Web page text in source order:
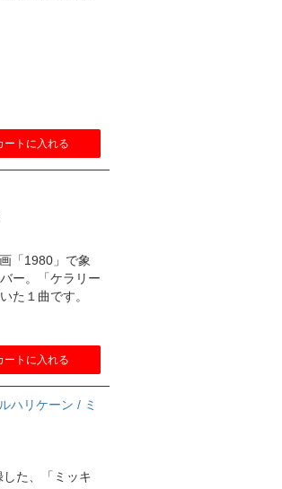
ートに入れる
「1980」で象
ー。「ケラリー
た１曲です。
ートに入れる
ハリケーン / ミ
た、「ミッキ